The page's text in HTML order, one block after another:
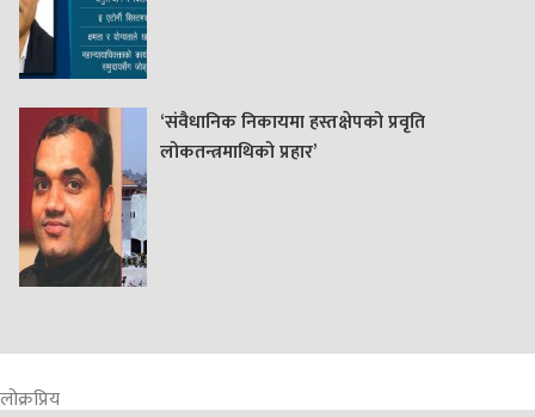
‘संवैधानिक निकायमा हस्तक्षेपको प्रवृति
लोकतन्त्रमाथिको प्रहार’
लोक्रप्रिय